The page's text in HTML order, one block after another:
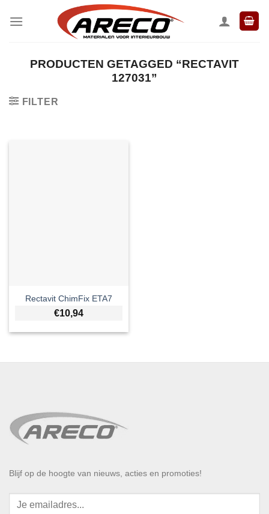
naar
PRODUCTEN GETAGGED “RECTAVIT
127031”
FILTER
Rectavit ChimFix ETA7
€10,94
Blijf op de hoogte van nieuws, acties en promoties!